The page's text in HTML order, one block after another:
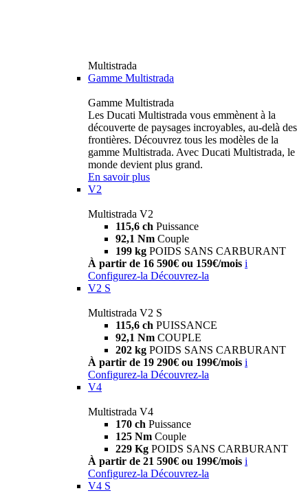
Multistrada
Gamme Multistrada
Gamme Multistrada
Les Ducati Multistrada vous emmènent à la
découverte de paysages incroyables, au-delà des
frontières. Découvrez tous les modèles de la
gamme Multistrada. Avec Ducati Multistrada, le
monde devient plus grand.
En savoir plus
V2
Multistrada V2
115,6 ch Puissance
92,1 Nm Couple
199 kg POIDS SANS CARBURANT
À partir de 16 590€ ou 159€/mois i
Configurez-la Découvrez-la
V2 S
Multistrada V2 S
115,6 ch PUISSANCE
92,1 Nm COUPLE
202 kg POIDS SANS CARBURANT
À partir de 19 290€ ou 199€/mois i
Configurez-la Découvrez-la
V4
Multistrada V4
170 ch Puissance
125 Nm Couple
229 Kg POIDS SANS CARBURANT
À partir de 21 590€ ou 199€/mois i
Configurez-la Découvrez-la
V4 S